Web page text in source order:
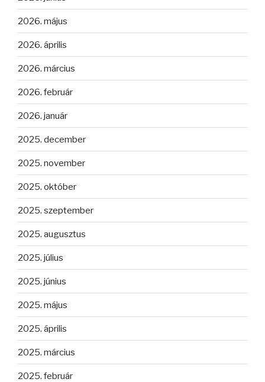
2026. május
2026. április
2026. március
2026. február
2026. január
2025. december
2025. november
2025. október
2025. szeptember
2025. augusztus
2025. július
2025. június
2025. május
2025. április
2025. március
2025. február